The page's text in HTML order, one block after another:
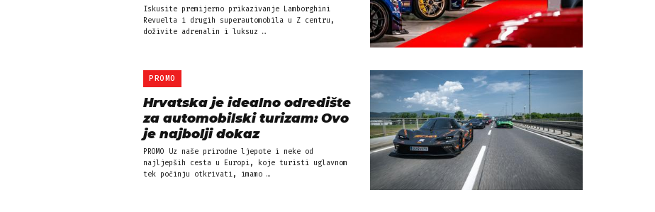
Iskusite premijerno prikazivanje Lamborghini
Revuelta i drugih superautomobila u Z centru,
doživite adrenalin i luksuz …
PROMO
Hrvatska je idealno odredište
za automobilski turizam: Ovo
je najbolji dokaz
PROMO Uz naše prirodne ljepote i neke od
najljepših cesta u Europi, koje turisti uglavnom
tek počinju otkrivati, imamo …